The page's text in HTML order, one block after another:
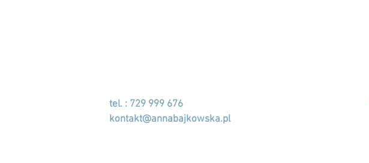
tel. : 729 999 676
kontakt@annabajkowska.pl